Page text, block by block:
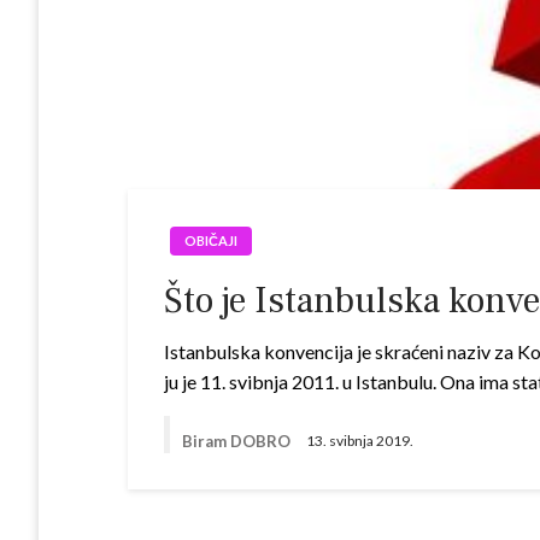
OBIČAJI
Što je Istanbulska
Istanbulska konvencija je skraćeni naziv za
ju je 11. svibnja 2011. u Istanbulu. Ona ima
Biram DOBRO 13. svibnja 2019.